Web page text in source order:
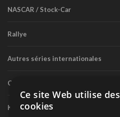
NASCAR / Stock-Car
Rallye
Autres séries internationales
Circuit routier canadien
Karting
Ce site Web utilise des
cookies